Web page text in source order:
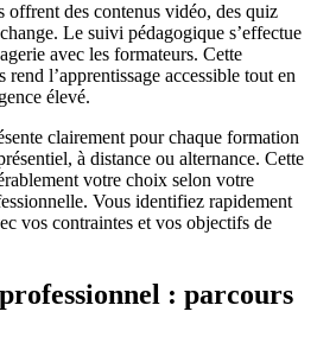
offrent des contenus vidéo, des quiz
Le suivi pédagogique s’effectue
avec les formateurs. Cette
l’apprentissage accessible tout en
élevé.
clairement pour chaque formation
à distance ou alternance. Cette
votre choix selon votre
Vous identifiez rapidement
vos contraintes et vos objectifs de
: parcours